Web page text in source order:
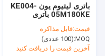
باتری لیتیوم یون KE004-
05M180KE باتری
اضطراری 3 ساعت
قیمت:قابل مذاکره
MOQ: (100 عددی)
آخرین قیمت را دریافت کنید